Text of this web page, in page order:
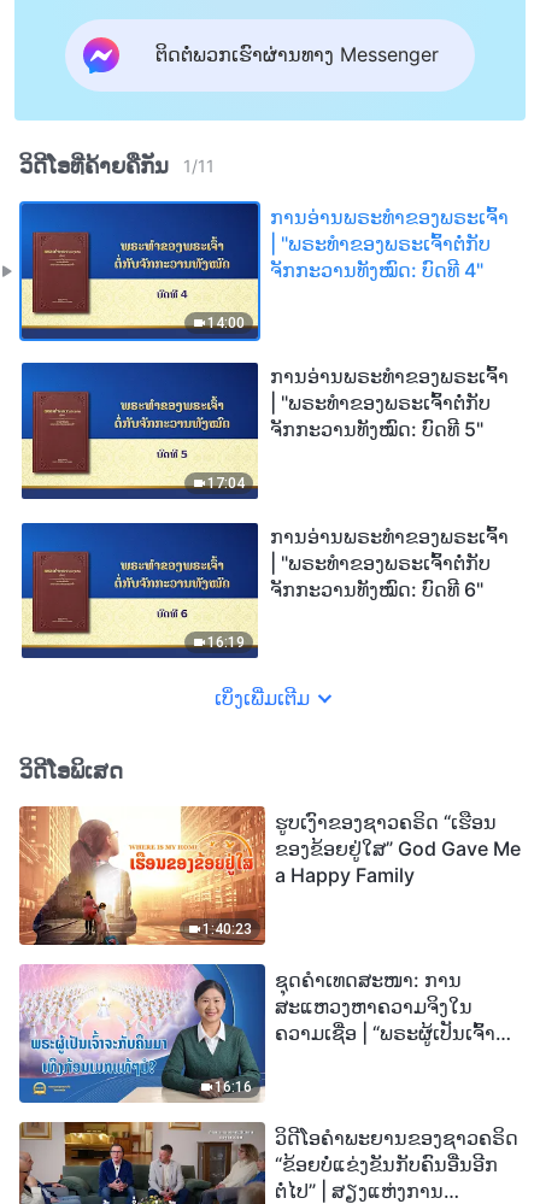
ຕິດຕໍ່ພວກເຮົາຜ່ານທາງ Messenger
ວິດີໂອທີ່ຄ້າຍຄືກັນ 1/11
14:00
ການອ່ານພຣະທຳຂອງພຣະເຈົ້າ
| "ພຣະທຳຂອງພຣະເຈົ້າຕໍ່ກັບ
ຈັກກະວານທັງໝົດ: ບົດທີ 4"
17:04
ການອ່ານພຣະທຳຂອງພຣະເຈົ້າ
| "ພຣະທຳຂອງພຣະເຈົ້າຕໍ່ກັບ
ຈັກກະວານທັງໝົດ: ບົດທີ 5"
16:19
ການອ່ານພຣະທຳຂອງພຣະເຈົ້າ
| "ພຣະທຳຂອງພຣະເຈົ້າຕໍ່ກັບ
ຈັກກະວານທັງໝົດ: ບົດທີ 6"
ເບິ່ງເພີ່ມເຕີມ
ວິດີໂອພິເສດ
1:40:23
ຮູບເງົາຂອງຊາວຄຣິດ “ເຮືອນ
ຂອງຂ້ອຍຢູ່ໃສ” God Gave Me
a Happy Family
16:16
ຊຸດຄຳເທດສະໜາ: ການ
ສະແຫວງຫາຄວາມຈິງໃນ
ຄວາມເຊື່ອ | “ພຣະຜູ້ເປັນເຈົ້າຈະ
ວິດີໂອຄຳພະຍານຂອງຊາວຄຣິດ
“ຂ້ອຍບໍ່ແຂ່ງຂັນກັບຄົນອື່ນອີກ
ຕໍ່ໄປ” | ສຽງແຫ່ງການ